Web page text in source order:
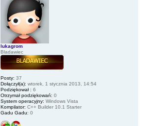
lukagrom
Bladawiec
Posty: 37
Dołączył(a): wtorek, 1 stycznia 2013, 14:54
Podziękował : 6
Otrzymał podziękowań: 0
System operacyjny: Windows Vista
Kompilator: C++ Builder 10.1 Starter
Gadu Gadu: 0